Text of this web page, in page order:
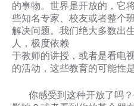
的事物。世界是开放的，它
些知名专家、校友或者整个
解决问题。我们绝大多数出
人，极度依赖
于教师的讲授，或者是看电
的活动，这些教育的可能性
你感受到这种开放了吗？